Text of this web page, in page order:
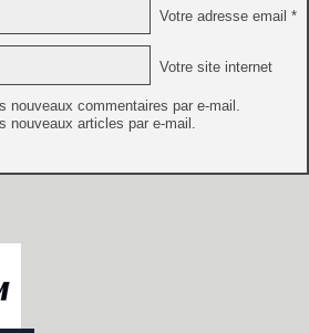
Votre adresse email *
Votre site internet
nouveaux commentaires par e-mail.
nouveaux articles par e-mail.